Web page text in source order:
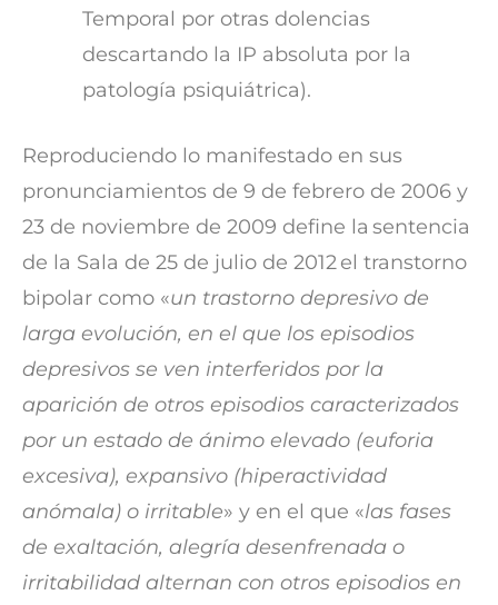
Temporal por otras dolencias
descartando la IP absoluta por la
patología psiquiátrica).
Reproduciendo lo manifestado en sus
pronunciamientos de 9 de febrero de 2006 y
23 de noviembre de 2009 define la sentencia
de la Sala de 25 de julio de 2012 el transtorno
bipolar como «un trastorno depresivo de
larga evolución, en el que los episodios
depresivos se ven interferidos por la
aparición de otros episodios caracterizados
por un estado de ánimo elevado (euforia
excesiva), expansivo (hiperactividad
anómala) o irritable» y en el que «las fases
de exaltación, alegría desenfrenada o
irritabilidad alternan con otros episodios en